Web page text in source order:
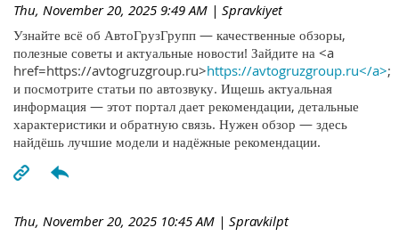
Thu, November 20, 2025 9:49 AM | Spravkiyet
Узнайте всё об АвтоГрузГрупп — качественные обзоры,
полезные советы и актуальные новости! Зайдите на <a
href=https://avtogruzgroup.ru>https://avtogruzgroup.ru</a>;
и посмотрите статьи по автозвуку. Ищешь актуальная
информация — этот портал дает рекомендации, детальные
характеристики и обратную связь. Нужен обзор — здесь
найдёшь лучшие модели и надёжные рекомендации.
Thu, November 20, 2025 10:45 AM | Spravkilpt